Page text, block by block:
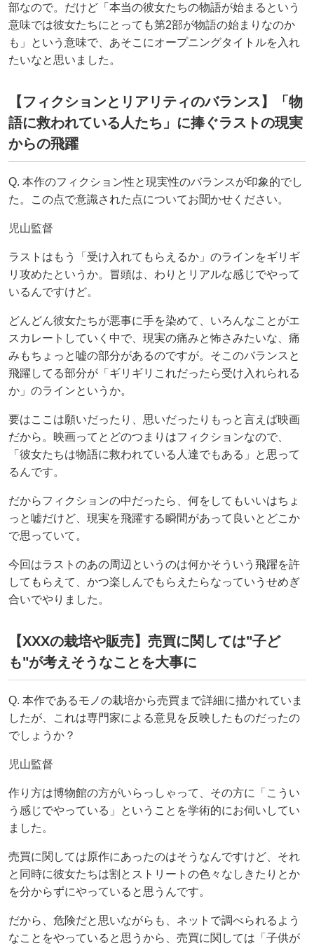
部なので。だけど「本当の彼女たちの物語が始まるという
意味では彼女たちにとっても第2部が物語の始まりなのか
も」という意味で、あそこにオープニングタイトルを入れ
たいなと思いました。
【フィクションとリアリティのバランス】「物
語に救われている人たち」に捧ぐラストの現実
からの飛躍
Q. 本作のフィクション性と現実性のバランスが印象的でし
た。この点で意識された点についてお聞かせください。
児山監督
ラストはもう「受け入れてもらえるか」のラインをギリギ
リ攻めたというか。冒頭は、わりとリアルな感じでやって
いるんですけど。
どんどん彼女たちが悪事に手を染めて、いろんなことがエ
スカレートしていく中で、現実の痛みと怖さみたいな、痛
みもちょっと嘘の部分があるのですが。そこのバランスと
飛躍してる部分が「ギリギリこれだったら受け入れられる
か」のラインというか。
要はここは願いだったり、思いだったりもっと言えば映画
だから。映画ってとどのつまりはフィクションなので、
「彼女たちは物語に救われている人達でもある」と思って
るんです。
だからフィクションの中だったら、何をしてもいいはちょ
っと嘘だけど、現実を飛躍する瞬間があって良いとどこか
で思っていて。
今回はラストのあの周辺というのは何かそういう飛躍を許
してもらえて、かつ楽しんでもらえたらなっていうせめぎ
合いでやりました。
【XXXの栽培や販売】売買に関しては"子ど
も"が考えそうなことを大事に
Q. 本作であるモノの栽培から売買まで詳細に描かれていま
したが、これは専門家による意見を反映したものだったの
でしょうか？
児山監督
作り方は博物館の方がいらっしゃって、その方に「こうい
う感じでやっている」ということを学術的にお伺いしてい
ました。
売買に関しては原作にあったのはそうなんですけど、それ
と同時に彼女たちは割とストリートの色々なしきたりとか
を分からずにやっていると思うんです。
だから、危険だと思いながらも、ネットで調べられるよう
なことをやっていると思うから、売買に関しては「子供が